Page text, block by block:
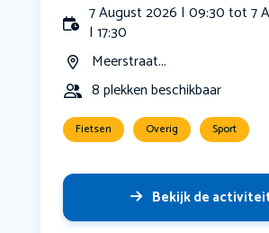
7 August 2026 | 09:30 tot 7
| 17:30
Meerstraat...
8 plekken beschikbaar
Fietsen Overig Sport
Bekijk de